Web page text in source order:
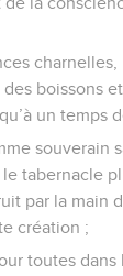
charnelles,
boissons
un temps
souverain
tabernacle
par la main
création ;
toutes dans